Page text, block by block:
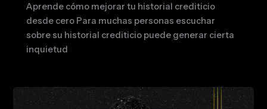
Aprende cómo mejorar tu historial crediticio
desde cero Para muchas personas escuchar
sobre su historial crediticio puede generar cierta
inquietud